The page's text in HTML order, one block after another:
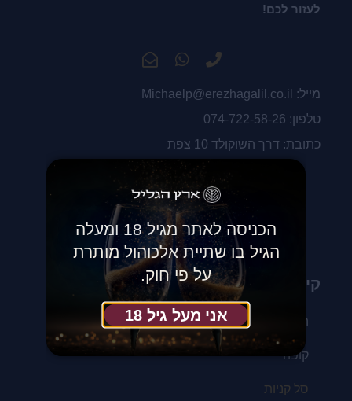
לעזור לכם!
מייל: Michaelp@erezhagalil.co.il
טלפון: 074-722-58-26
כתובת: דרך השוקולד 10 צפת
קישורים לעזרתך
החשבון שלי
קופה
סל קניות
הכניסה לאתר מגיל 18 ומעלה
הגיל בו שתיית אלכוהול מותרת
על פי חוק.
אני מעל גיל 18